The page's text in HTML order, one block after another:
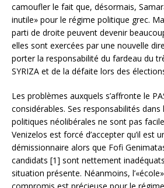
camoufler le fait que, désormais,
inutile» pour le régime politique grec.
parti de droite peuvent devenir
elles sont exercées par une nouvelle
porter la responsabilité du fardeau du
SYRIZA et de la défaite lors des
Les problèmes auxquels s’affronte le
considérables. Ses responsabilités
politiques néolibérales ne sont pas
Venizelos est forcé d’accepter qu’il est
démissionnaire alors que Fofi
candidats [1] sont nettement
situation présente. Néanmoins,